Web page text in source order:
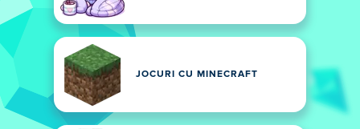
JOCURI CU MINECRAFT